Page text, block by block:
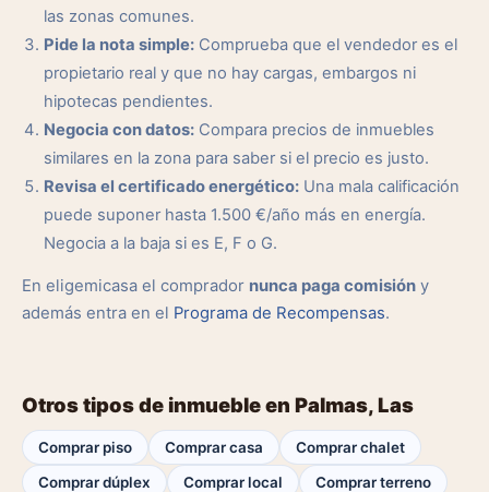
las zonas comunes.
Pide la nota simple: Comprueba que el vendedor es el
propietario real y que no hay cargas, embargos ni
hipotecas pendientes.
Negocia con datos: Compara precios de inmuebles
similares en la zona para saber si el precio es justo.
Revisa el certificado energético: Una mala calificación
puede suponer hasta 1.500 €/año más en energía.
Negocia a la baja si es E, F o G.
En eligemicasa el comprador nunca paga comisión y
además entra en el Programa de Recompensas.
Otros tipos de inmueble en Palmas, Las
Comprar piso Comprar casa
Comprar chalet
Comprar dúplex
Comprar local
Comprar terreno